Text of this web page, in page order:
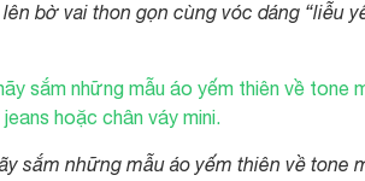
bờ vai thon gọn cùng vóc dáng “liễu
sắm những mẫu áo yếm thiên về tone